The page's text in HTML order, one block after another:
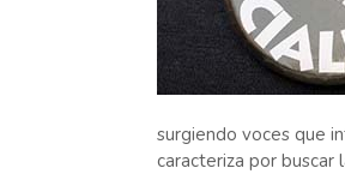
surgiendo voces que
caracteriza por buscar